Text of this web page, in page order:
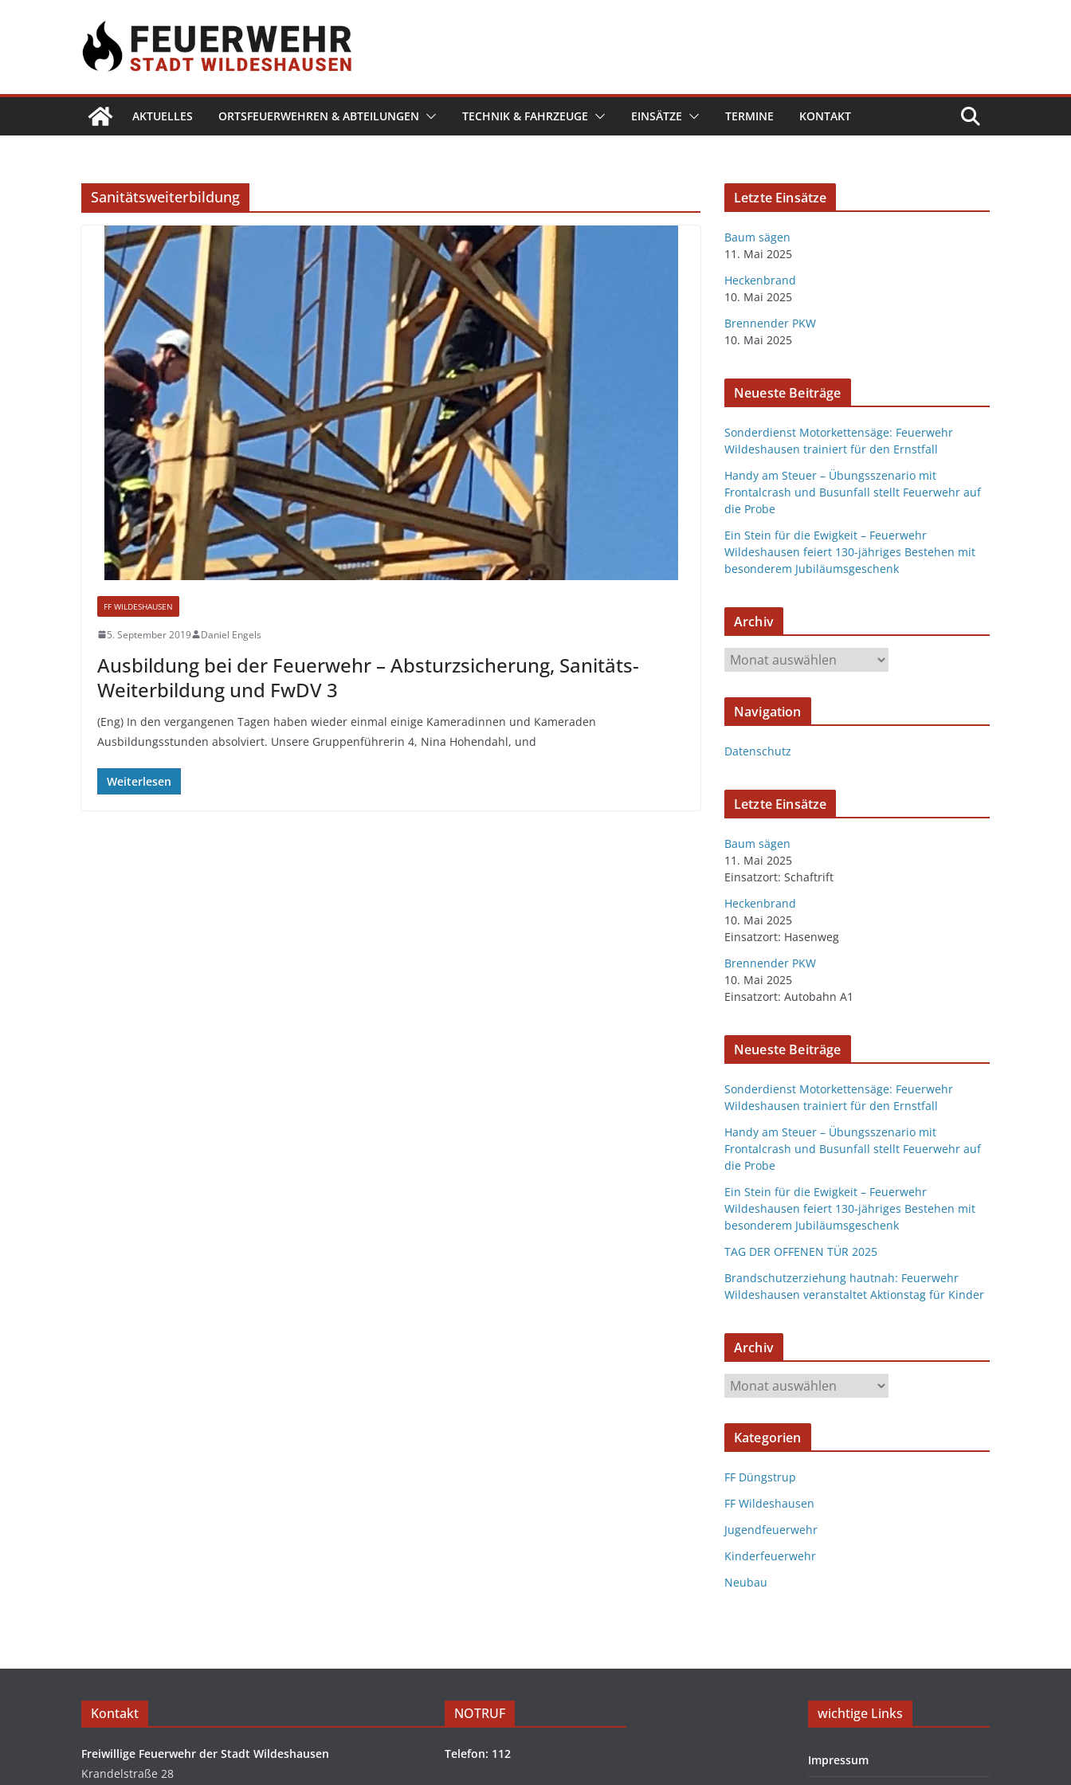
AKTUELLES ORTSFEUERWEHREN & ABTEILUNGEN TECHNIK & FAHRZEUGE EINSÄTZE TERMINE KONTAKT
Sanitätsweiterbildung
FF WILDESHAUSEN
5. September 2019 Daniel Engels
Ausbildung bei der Feuerwehr – Absturzsicherung, Sanitäts-
Weiterbildung und FwDV 3
(Eng) In den vergangenen Tagen haben wieder einmal einige Kameradinnen und Kameraden
Ausbildungsstunden absolviert. Unsere Gruppenführerin 4, Nina Hohendahl, und
Weiterlesen
Letzte Einsätze
Baum sägen
11. Mai 2025
Heckenbrand
10. Mai 2025
Brennender PKW
10. Mai 2025
Neueste Beiträge
Sonderdienst Motorkettensäge: Feuerwehr
Wildeshausen trainiert für den Ernstfall
Handy am Steuer – Übungsszenario mit
Frontalcrash und Busunfall stellt Feuerwehr auf
die Probe
Ein Stein für die Ewigkeit – Feuerwehr
Wildeshausen feiert 130-jähriges Bestehen mit
besonderem Jubiläumsgeschenk
Archiv
Navigation
Datenschutz
Letzte Einsätze
Baum sägen
11. Mai 2025
Einsatzort: Schaftrift
Heckenbrand
10. Mai 2025
Einsatzort: Hasenweg
Brennender PKW
10. Mai 2025
Einsatzort: Autobahn A1
Neueste Beiträge
Sonderdienst Motorkettensäge: Feuerwehr
Wildeshausen trainiert für den Ernstfall
Handy am Steuer – Übungsszenario mit
Frontalcrash und Busunfall stellt Feuerwehr auf
die Probe
Ein Stein für die Ewigkeit – Feuerwehr
Wildeshausen feiert 130-jähriges Bestehen mit
besonderem Jubiläumsgeschenk
TAG DER OFFENEN TÜR 2025
Brandschutzerziehung hautnah: Feuerwehr
Wildeshausen veranstaltet Aktionstag für Kinder
Archiv
Kategorien
FF Düngstrup
FF Wildeshausen
Jugendfeuerwehr
Kinderfeuerwehr
Neubau
Kontakt
Freiwillige Feuerwehr der Stadt Wildeshausen
Krandelstraße 28
NOTRUF
Telefon: 112
wichtige Links
Impressum